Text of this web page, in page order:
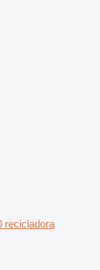
recicladora